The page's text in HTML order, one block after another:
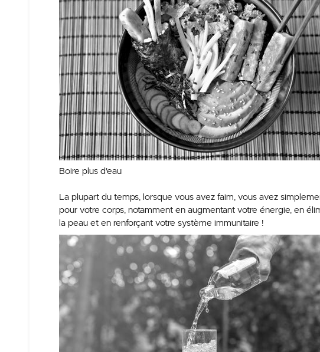
Boire plus d'eau
La plupart du temps, lorsque vous avez faim, vous avez
pour votre corps, notamment en augmentant votre énergie, en
la peau et en renforçant votre système immunitaire !